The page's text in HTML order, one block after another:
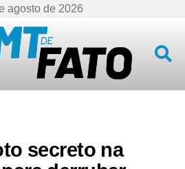
agosto de 2026
secreto na